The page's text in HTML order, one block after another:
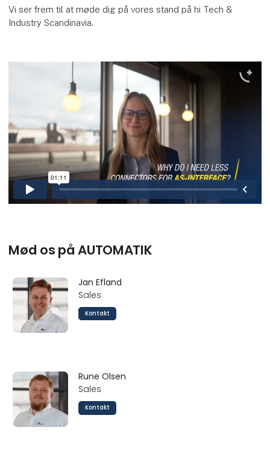
Vi ser frem til at møde dig på vores stand på hi Tech &
Industry Scandinavia.
Mød os på AUTOMATIK
Jan Efland
Sales
Kontakt
Rune Olsen
Sales
Kontakt